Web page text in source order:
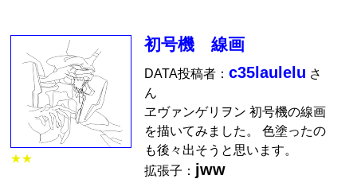
★★
初号機 線画
DATA投稿者：c35laulelu さ
ん
ヱヴァンゲリヲン 初号機の線画
を描いてみました。 色塗ったの
も後々出そうと思います。
拡張子： jww